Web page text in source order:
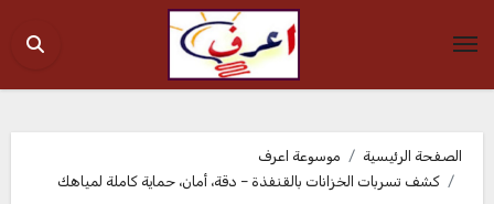
الصفحة الرئيسية
موسوعة اعرف
كشف تسربات الخزانات بالقنفذة – دقة، أمان، حماية كاملة لمياهك